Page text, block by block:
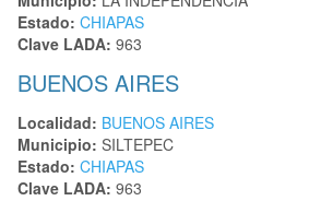
Estado: CHIAPAS
Clave LADA: 963
BUENOS AIRES
Localidad: BUENOS AIRES
Municipio: SILTEPEC
Estado: CHIAPAS
Clave LADA: 963